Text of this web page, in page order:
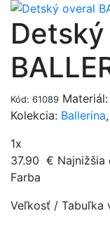
Kód: 61089
Kolekcia: Ballerina,
1x
37.90 € Najnižšia
Farba
Veľkosť / Tabuľka